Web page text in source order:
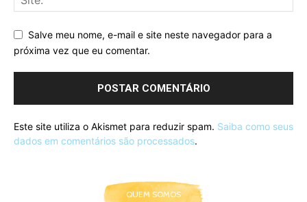
Salve meu nome, e-mail e site neste navegador para a
próxima vez que eu comentar.
Este site utiliza o Akismet para reduzir spam. Saiba como seus
dados em comentários são processados.
QUEM SOMOS